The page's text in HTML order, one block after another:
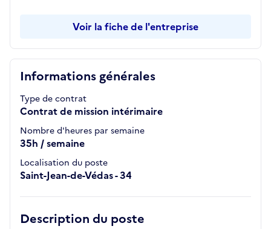
Informations générales
Type de contrat
Contrat de mission intérimaire
Nombre d'heures par semaine
35h / semaine
Localisation du poste
Saint-Jean-de-Védas - 34
Description du poste
Voir la fiche de l'entreprise